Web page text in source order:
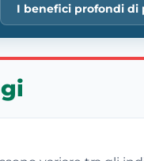
I benefici profondi di